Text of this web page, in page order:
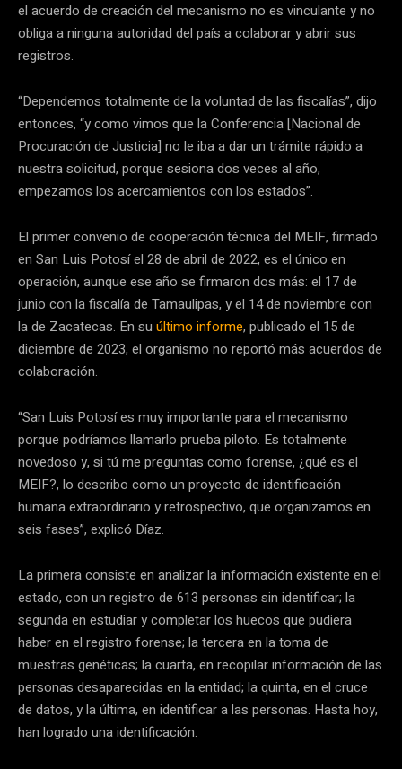
el acuerdo de creación del mecanismo no es vinculante y no
obliga a ninguna autoridad del país a colaborar y abrir sus
registros.
“Dependemos totalmente de la voluntad de las fiscalías”, dijo
entonces, “y como vimos que la Conferencia [Nacional de
Procuración de Justicia] no le iba a dar un trámite rápido a
nuestra solicitud, porque sesiona dos veces al año,
empezamos los acercamientos con los estados”.
El primer convenio de cooperación técnica del MEIF, firmado
en San Luis Potosí el 28 de abril de 2022, es el único en
operación, aunque ese año se firmaron dos más: el 17 de
junio con la fiscalía de Tamaulipas, y el 14 de noviembre con
la de Zacatecas. En su último informe, publicado el 15 de
diciembre de 2023, el organismo no reportó más acuerdos de
colaboración.
“San Luis Potosí es muy importante para el mecanismo
porque podríamos llamarlo prueba piloto. Es totalmente
novedoso y, si tú me preguntas como forense, ¿qué es el
MEIF?, lo describo como un proyecto de identificación
humana extraordinario y retrospectivo, que organizamos en
seis fases”, explicó Díaz.
La primera consiste en analizar la información existente en el
estado, con un registro de 613 personas sin identificar; la
segunda en estudiar y completar los huecos que pudiera
haber en el registro forense; la tercera en la toma de
muestras genéticas; la cuarta, en recopilar información de las
personas desaparecidas en la entidad; la quinta, en el cruce
de datos, y la última, en identificar a las personas. Hasta hoy,
han logrado una identificación.